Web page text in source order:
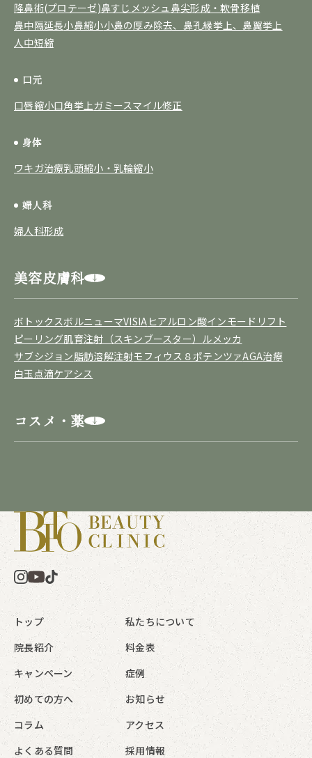
隆鼻術(プロテーゼ)鼻すじメッシュ鼻尖形成・軟骨移植
鼻中隔延長小鼻縮小小鼻の厚み除去、鼻孔縁挙上、鼻翼挙上
人中短縮
口元
口唇縮小口角挙上ガミースマイル修正
身体
ワキガ治療乳頭縮小・乳輪縮小
婦人科
婦人科形成
美容皮膚科
ボトックスボルニューマVISIA ヒアルロン酸インモードリフト
ピーリング肌育注射（スキンブースター） ルメッカ
サブシジョン脂肪溶解注射モフィウス８ポテンツァAGA治療
白玉点滴ケアシス
コスメ・薬
トップ
私たちについて
院長紹介
料金表
キャンペーン
症例
初めての方へ
お知らせ
コラム
アクセス
よくある質問
採用情報